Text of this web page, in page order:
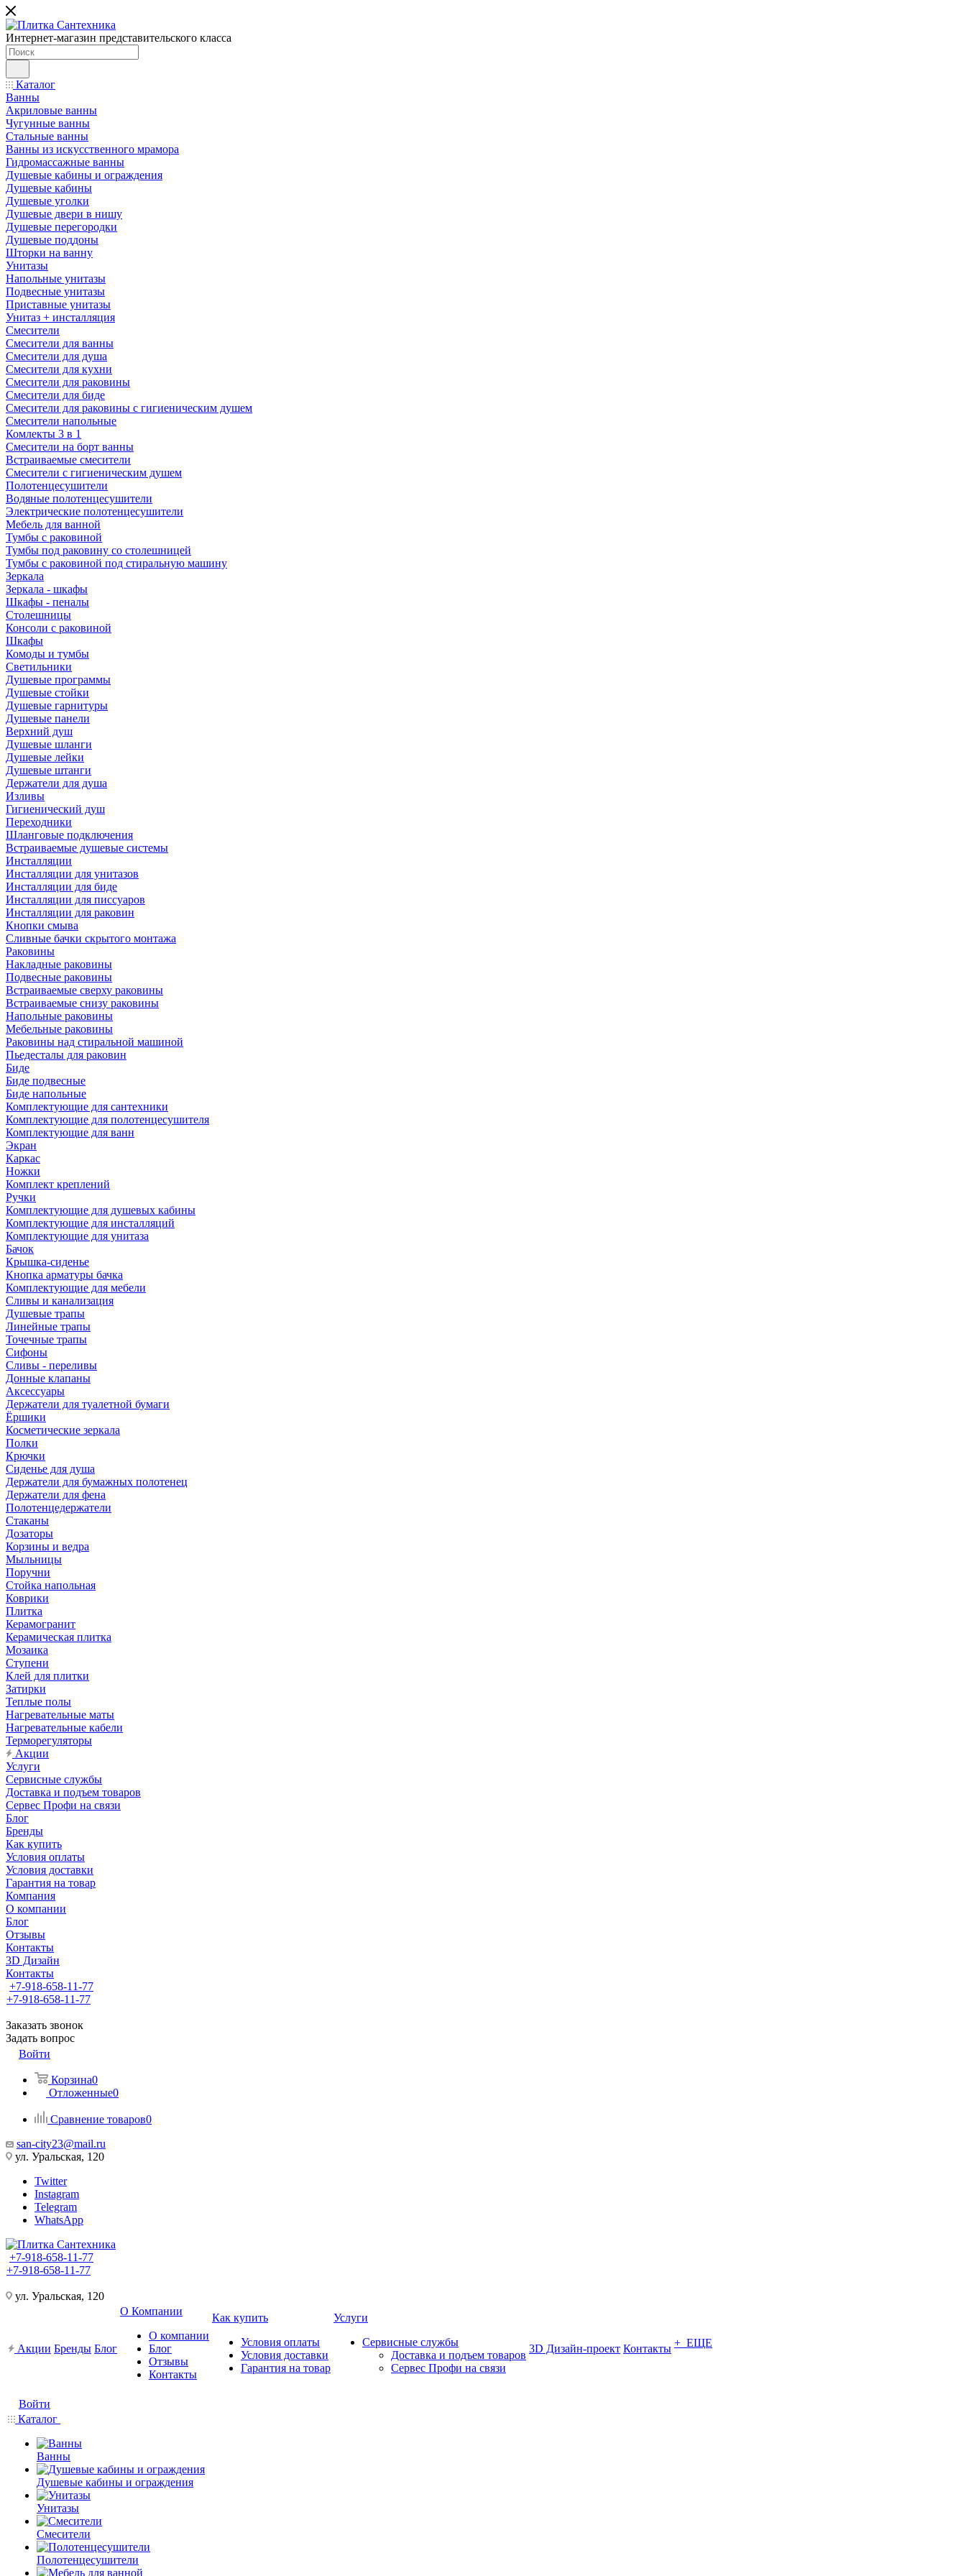
Интернет-магазин представительского класса
Каталог
Ванны
Акриловые ванны
Чугунные ванны
Стальные ванны
Ванны из искусственного мрамора
Гидромассажные ванны
Душевые кабины и ограждения
Душевые кабины
Душевые уголки
Душевые двери в нишу
Душевые перегородки
Душевые поддоны
Шторки на ванну
Унитазы
Напольные унитазы
Подвесные унитазы
Приставные унитазы
Унитаз + инсталляция
Смесители
Смесители для ванны
Смесители для душа
Смесители для кухни
Смесители для раковины
Смесители для биде
Смесители для раковины с гигиеническим душем
Смесители напольные
Комлекты 3 в 1
Смесители на борт ванны
Встраиваемые смесители
Смесители с гигиеническим душем
Полотенцесушители
Водяные полотенцесушители
Электрические полотенцесушители
Мебель для ванной
Тумбы с раковиной
Тумбы под раковину со столешницей
Тумбы с раковиной под стиральную машину
Зеркала
Зеркала - шкафы
Шкафы - пеналы
Столешницы
Консоли с раковиной
Шкафы
Комоды и тумбы
Светильники
Душевые программы
Душевые стойки
Душевые гарнитуры
Душевые панели
Верхний душ
Душевые шланги
Душевые лейки
Душевые штанги
Держатели для душа
Изливы
Гигиенический душ
Переходники
Шланговые подключения
Встраиваемые душевые системы
Инсталляции
Инсталляции для унитазов
Инсталляции для биде
Инсталляции для писсуаров
Инсталляции для раковин
Кнопки смыва
Сливные бачки скрытого монтажа
Раковины
Накладные раковины
Подвесные раковины
Встраиваемые сверху раковины
Встраиваемые снизу раковины
Напольные раковины
Мебельные раковины
Раковины над стиральной машиной
Пьедесталы для раковин
Биде
Биде подвесные
Биде напольные
Комплектующие для сантехники
Комплектующие для полотенцесушителя
Комплектующие для ванн
Экран
Каркас
Ножки
Комплект креплений
Ручки
Комплектующие для душевых кабины
Комплектующие для инсталляций
Комплектующие для унитаза
Бачок
Крышка-сиденье
Кнопка арматуры бачка
Комплектующие для мебели
Сливы и канализация
Душевые трапы
Линейные трапы
Точечные трапы
Сифоны
Сливы - переливы
Донные клапаны
Аксессуары
Держатели для туалетной бумаги
Ёршики
Косметические зеркала
Полки
Крючки
Сиденье для душа
Держатели для бумажных полотенец
Держатели для фена
Полотенцедержатели
Стаканы
Дозаторы
Корзины и ведра
Мыльницы
Поручни
Стойка напольная
Коврики
Плитка
Керамогранит
Керамическая плитка
Мозаика
Ступени
Клей для плитки
Затирки
Теплые полы
Нагревательные маты
Нагревательные кабели
Терморегуляторы
Акции
Услуги
Сервисные службы
Доставка и подъем товаров
Сервес Профи на связи
Блог
Бренды
Как купить
Условия оплаты
Условия доставки
Гарантия на товар
Компания
О компании
Блог
Отзывы
Контакты
3D Дизайн
Контакты
+7-918-658-11-77
+7-918-658-11-77
Заказать звонок
Задать вопрос
Войти
Корзина0
Отложенные0
Сравнение товаров0
san-city23@mail.ru
ул. Уральская, 120
Twitter
Instagram
Telegram
WhatsApp
+7-918-658-11-77
+7-918-658-11-77
ул. Уральская, 120
Акции Бренды Блог
О Компании
О компании
Блог
Отзывы
Контакты
Как купить
Условия оплаты
Условия доставки
Гарантия на товар
Услуги
Сервисные службы
Доставка и подъем товаров
Сервес Профи на связи
3D Дизайн-проект Контакты + ЕЩЕ
Войти
Каталог
Ванны
Душевые кабины и ограждения
Унитазы
Смесители
Полотенцесушители